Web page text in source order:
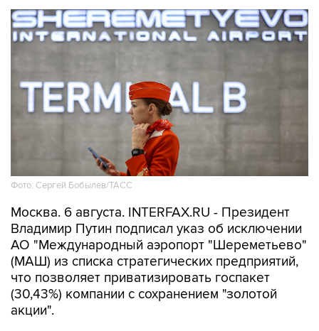
Фото: Сергей Бобылев/ТАСС
Москва. 6 августа. INTERFAX.RU - Президент
Владимир Путин подписал указ об исключении
АО "Международный аэропорт "Шереметьево"
(МАШ) из списка стратегических предприятий,
что позволяет приватизировать госпакет
(30,43%) компании с сохранением "золотой
акции".